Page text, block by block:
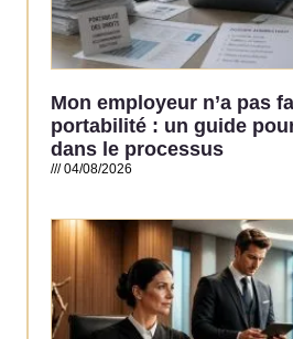
Mon employeur n’a pas
portabilité : un guide
dans le processus
04/08/2026